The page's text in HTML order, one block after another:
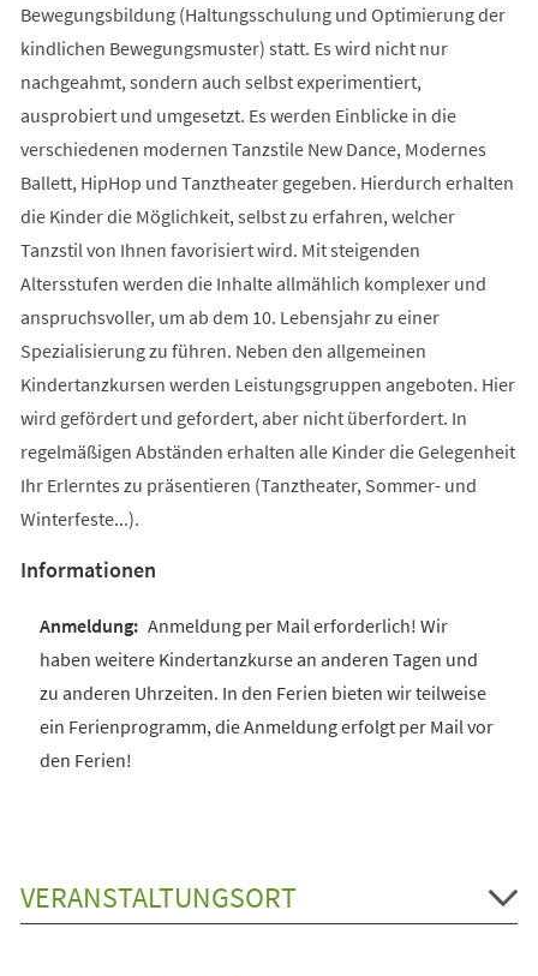
Bewegungsbildung (Haltungsschulung und Optimierung der
kindlichen Bewegungsmuster) statt. Es wird nicht nur
nachgeahmt, sondern auch selbst experimentiert,
ausprobiert und umgesetzt. Es werden Einblicke in die
verschiedenen modernen Tanzstile New Dance, Modernes
Ballett, HipHop und Tanztheater gegeben. Hierdurch erhalten
die Kinder die Möglichkeit, selbst zu erfahren, welcher
Tanzstil von Ihnen favorisiert wird. Mit steigenden
Altersstufen werden die Inhalte allmählich komplexer und
anspruchsvoller, um ab dem 10. Lebensjahr zu einer
Spezialisierung zu führen. Neben den allgemeinen
Kindertanzkursen werden Leistungsgruppen angeboten. Hier
wird gefördert und gefordert, aber nicht überfordert. In
regelmäßigen Abständen erhalten alle Kinder die Gelegenheit
Ihr Erlerntes zu präsentieren (Tanztheater, Sommer- und
Winterfeste...).
Informationen
Anmeldung per Mail erforderlich! Wir
haben weitere Kindertanzkurse an anderen Tagen und
zu anderen Uhrzeiten. In den Ferien bieten wir teilweise
ein Ferienprogramm, die Anmeldung erfolgt per Mail vor
den Ferien!
VERANSTALTUNGSORT